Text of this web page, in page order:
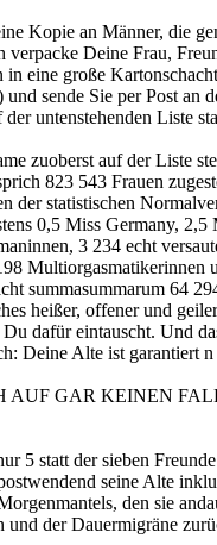
Kopie an Männer, die
verpacke Deine Frau,
in eine große
und sende Sie per Post an
untenstehenden Liste
zuoberst auf der Liste
823 543 Frauen
der statistischen
0,5 Miss Germany, 2,5
3 234 echt
Multiorgasmatikerinnen
summasummarum 64
heißer, offener und
Du dafür eintauscht. Und
Deine Alte ist garantiert
AUF GAR KEINEN
5 statt der sieben
seine Alte
den sie
der Dauermigräne